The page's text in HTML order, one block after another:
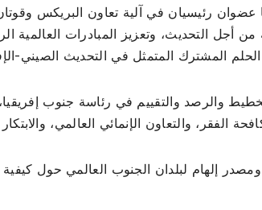
عضوان رئيسيان في آلية تعاون البريكس
العمل الـ10 للشراكة من أجل التحديث، وتعزيز المبادرات
المشترك المتمثل في التحديث الصيني-
والرصد والتقييم في رئاسة جنوب
الفقر، والتعاون الإنمائي العالمي،
إلهام لبلدان الجنوب العالمي حول كيفية